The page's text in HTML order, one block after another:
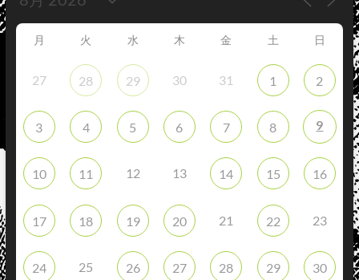
月 火 水 木 金 土 日
27 28 29 30 31 1 2
3 4 5 6 7 8 9
10 11 12 13 14 15 16
17 18 19 20 21 22 23
24 25 26 27 28 29 30